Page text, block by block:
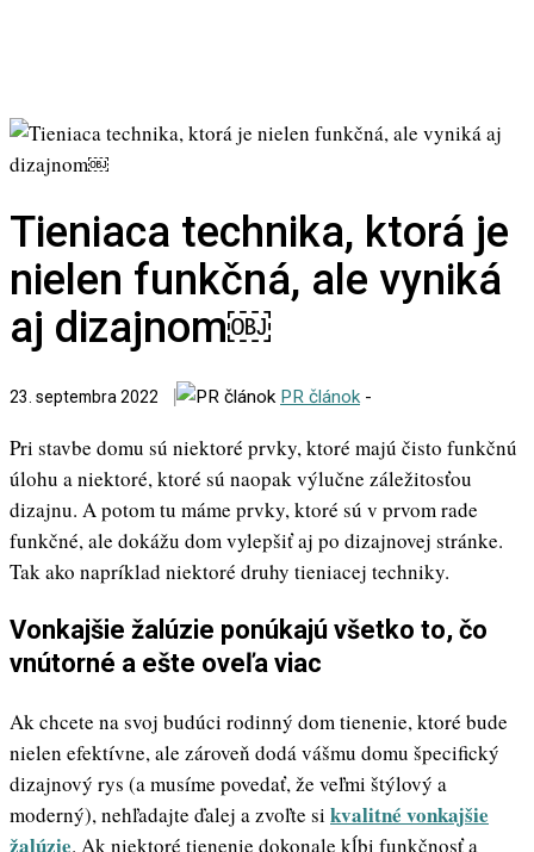
Tieniaca technika, ktorá je
nielen funkčná, ale vyniká
aj dizajnom￼
23. septembra 2022 PR článok -
Pri stavbe domu sú niektoré prvky, ktoré majú čisto funkčnú
úlohu a niektoré, ktoré sú naopak výlučne záležitosťou
dizajnu. A potom tu máme prvky, ktoré sú v prvom rade
funkčné, ale dokážu dom vylepšiť aj po dizajnovej stránke.
Tak ako napríklad niektoré druhy tieniacej techniky.
Vonkajšie žalúzie ponúkajú všetko to, čo
vnútorné a ešte oveľa viac
Ak chcete na svoj budúci rodinný dom tienenie, ktoré bude
nielen efektívne, ale zároveň dodá vášmu domu špecifický
dizajnový rys (a musíme povedať, že veľmi štýlový a
moderný), nehľadajte ďalej a zvoľte si kvalitné vonkajšie
žalúzie. Ak niektoré tienenie dokonale kĺbi funkčnosť a